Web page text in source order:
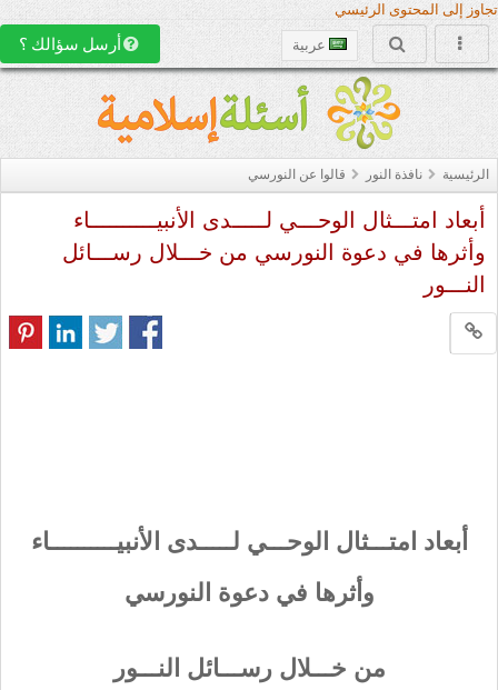
تجاوز إلى المحتوى الرئيسي
عربية أرسل سؤالك ؟
الرئيسية نافذة النور قالوا عن النورسي
أبعاد امتـــثال الوحـــي لـــــدى الأنبيــــــــــاء
وأثرها في دعوة النورسي من خـــلال رســـائل
النـــور
أبعاد امتـــثال الوحـــي لـــــدى الأنبيــــــــــاء
وأثرها في دعوة النورسي
من خـــلال رســـائل النـــور